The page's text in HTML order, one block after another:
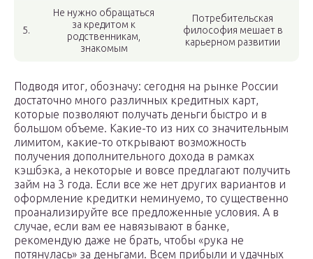
5.
Не нужно обращаться
за кредитом к
родственникам,
знакомым
Потребительская
философия мешает в
карьерном развитии
Подводя итог, обозначу: сегодня на рынке России
достаточно много различных кредитных карт,
которые позволяют получать деньги быстро и в
большом объеме. Какие-то из них со значительным
лимитом, какие-то открывают возможность
получения дополнительного дохода в рамках
кэшбэка, а некоторые и вовсе предлагают получить
займ на 3 года. Если все же нет других вариантов и
оформление кредитки неминуемо, то существенно
проанализируйте все предложенные условия. А в
случае, если вам ее навязывают в банке,
рекомендую даже не брать, чтобы «рука не
потянулась» за деньгами. Всем прибыли и удачных